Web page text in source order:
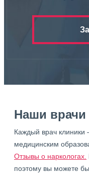
Наши врачи
Каждый врач
медицинским
Отзывы о наркологах.
поэтому вы можете